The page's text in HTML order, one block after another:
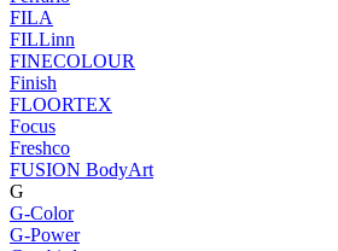
FILA
FILLinn
FINECOLOUR
Finish
FLOORTEX
Focus
Freshco
FUSION BodyArt
G
G-Color
G-Power